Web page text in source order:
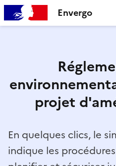
Envergo
projet
En quelques clics, le
indique les